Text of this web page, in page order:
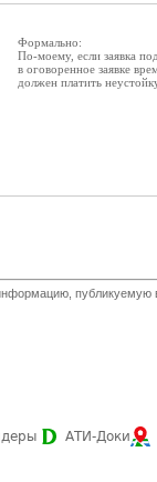
Формально:
По-моему, если заявка
в оговоренное заявке
должен платить
АТИ-Доки